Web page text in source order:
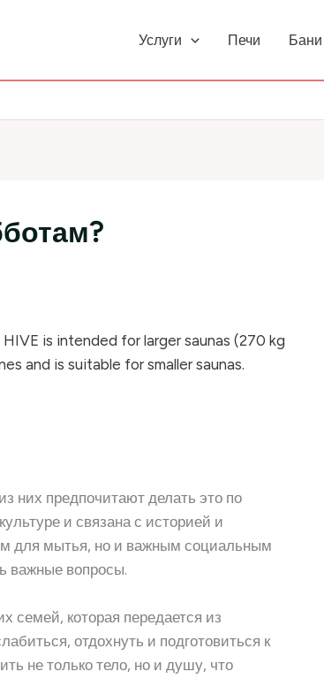
Услуги Печи Бани
них предпочитают делать это по
и связана с историей и
для мытья, но и важным социальным
важные вопросы.
семей, которая передается из
отдохнуть и подготовиться к
не только тело, но и душу, что